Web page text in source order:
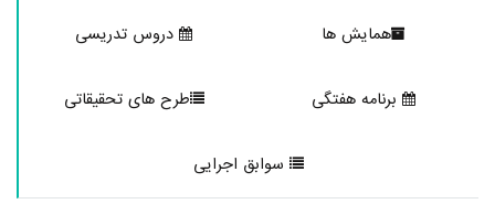
همایش ها دروس تدریسی
برنامه هفتگی طرح های تحقیقاتی
سوابق اجرایی